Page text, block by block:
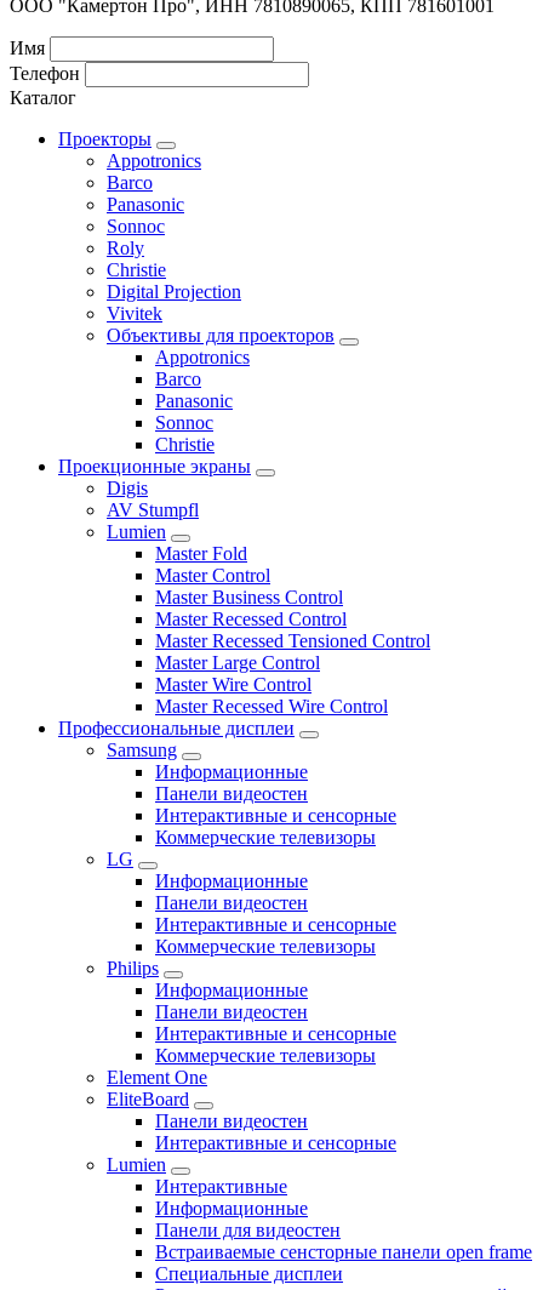
ООО "Камертон Про", ИНН 7810890065, КПП 781601001
Имя
Телефон
Каталог
Проекторы
Appotronics
Barco
Panasonic
Sonnoc
Roly
Christie
Digital Projection
Vivitek
Объективы для проекторов
Appotronics
Barco
Panasonic
Sonnoc
Сhristie
Проекционные экраны
Digis
AV Stumpfl
Lumien
Master Fold
Master Control
Master Business Control
Master Recessed Control
Master Recessed Tensioned Control
Master Large Control
Master Wire Control
Master Recessed Wire Control
Профессиональные дисплеи
Samsung
Информационные
Панели видеостен
Интерактивные и сенсорные
Коммерческие телевизоры
LG
Информационные
Панели видеостен
Интерактивные и сенсорные
Коммерческие телевизоры
Philips
Информационные
Панели видеостен
Интерактивные и сенсорные
Коммерческие телевизоры
Element One
EliteBoard
Панели видеостен
Интерактивные и сенсорные
Lumien
Интерактивные
Информационные
Панели для видеостен
Встраиваемые сенсторные панели open frame
Специальные дисплеи